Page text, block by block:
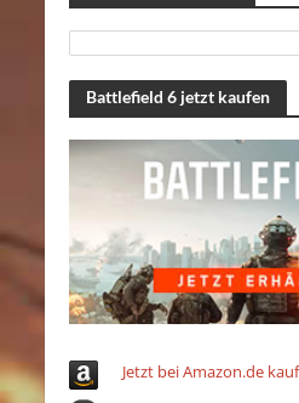
Battlefield 6 jetzt kaufen
Jetzt bei Amazon.de